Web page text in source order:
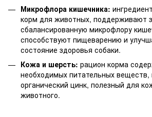
Микрофлора кишечника:
корм для животных, поддерживают
сбалансированную микрофлору
способствуют пищеварению и
состояние здоровья собаки.
Кожа и шерсть: рацион корма
необходимых питательных веществ,
органический цинк, полезный для
животного.